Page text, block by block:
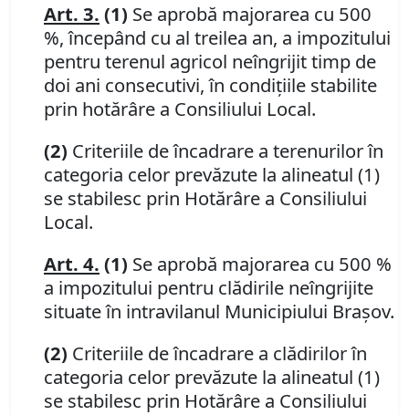
Art. 3. (1) Se aprobă majorarea cu 500
%, începând cu al treilea an, a impozitului
pentru terenul agricol neîngrijit timp de
doi ani consecutivi, în condiţiile stabilite
prin hotărâre a Consiliului Local.
(2) Criteriile de încadrare a terenurilor în
categoria celor prevăzute la alineatul (1)
se stabilesc prin Hotărâre a Consiliului
Local.
Art. 4. (1) Se aprobă majorarea cu 500 %
a impozitului pentru clădirile neîngrijite
situate în intravilanul Municipiului Braşov.
(2) Criteriile de încadrare a clădirilor în
categoria celor prevăzute la alineatul (1)
se stabilesc prin Hotărâre a Consiliului